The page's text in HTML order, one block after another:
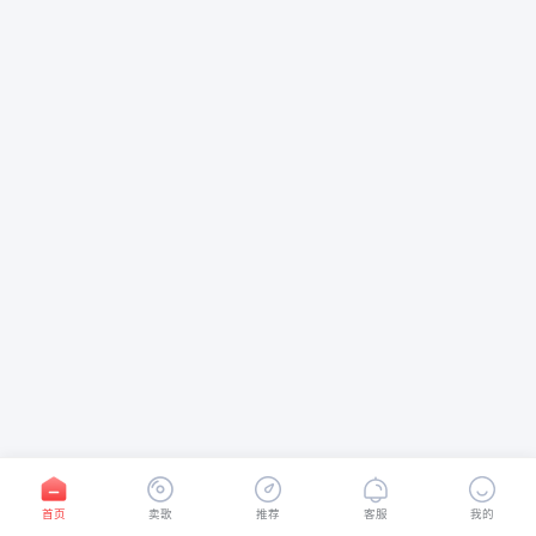
首页 卖歌 推荐 客服 我的